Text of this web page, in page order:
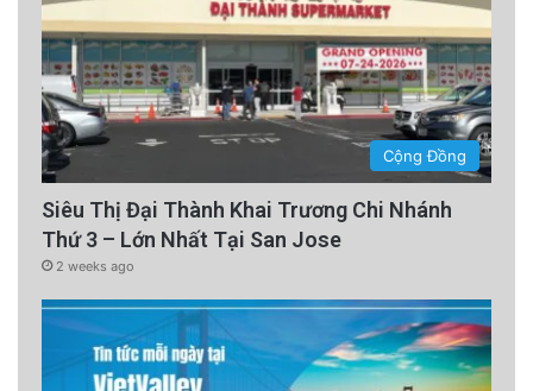
Cộng Đồng
Siêu Thị Đại Thành Khai Trương Chi Nhánh
Thứ 3 – Lớn Nhất Tại San Jose
2 weeks ago